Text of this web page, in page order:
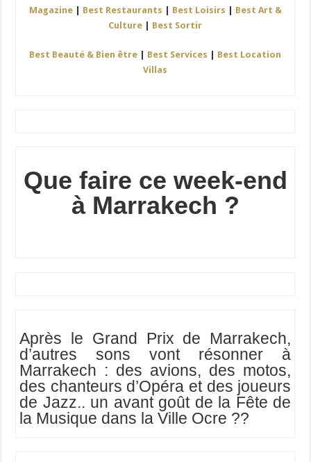
Magazine| Best Restaurants Best Loisirs
Best Art &
Culture
Best Sortir
Best Beauté & Bien être Best Services
Best Location
Villas
Que faire ce week-end
à Marrakech ?
Après le Grand Prix de Marrakech,
d’autres sons vont résonner à
Marrakech : des avions, des motos,
des chanteurs d’Opéra et des joueurs
de Jazz.. un avant goût de la Fête de
la Musique dans la Ville Ocre ??